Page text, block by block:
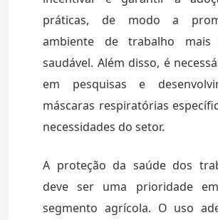
práticas, de modo a
ambiente de trabalho
saudável. Além disso, é
em pesquisas e
máscaras respiratórias
necessidades do setor.
A proteção da saúde dos
deve ser uma prioridade
segmento agrícola. O uso